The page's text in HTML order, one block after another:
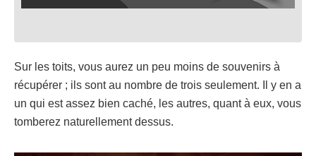
Sur les toits, vous aurez un peu moins de souvenirs à
récupérer ; ils sont au nombre de trois seulement. Il y en a
un qui est assez bien caché, les autres, quant à eux, vous
tomberez naturellement dessus.